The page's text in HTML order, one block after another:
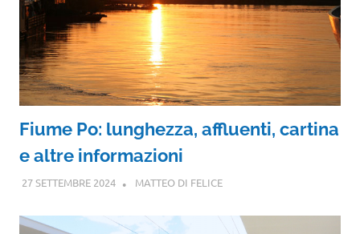
Fiume Po: lunghezza, affluenti, cartina
e altre informazioni
27 SETTEMBRE 2024 MATTEO DI FELICE